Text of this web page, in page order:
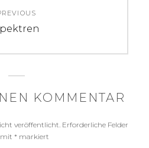
KOMMENTAR
veröffentlicht. Erforderliche Felder
* markiert